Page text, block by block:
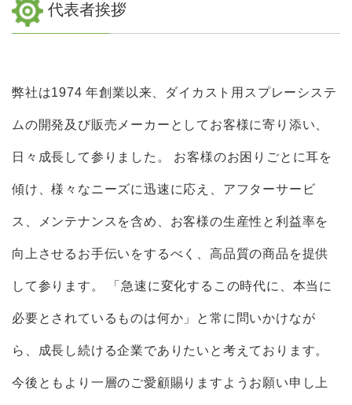
代表者挨拶
弊社は1974 年創業以来、ダイカスト用スプレーシステ
ムの開発及び販売メーカーとしてお客様に寄り添い、
⽇々成⻑して参りました。 お客様のお困りごとに耳を
傾け、様々なニーズに迅速に応え、アフターサービ
ス、メンテナンスを含め、お客様の生産性と利益率を
向上させるお手伝いをするべく、高品質の商品を提供
して参ります。 「急速に変化するこの時代に、本当に
必要とされているものは何か」と常に問いかけなが
ら、成⻑し続ける企業でありたいと考えております。
今後ともより一層のご愛顧賜りますようお願い申し上